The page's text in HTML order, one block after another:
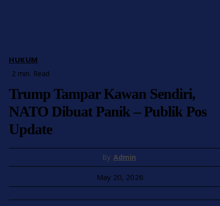
HUKUM
2 min. Read
Trump Tampar Kawan Sendiri,
NATO Dibuat Panik – Publik Pos
Update
By Admin
May 20, 2026